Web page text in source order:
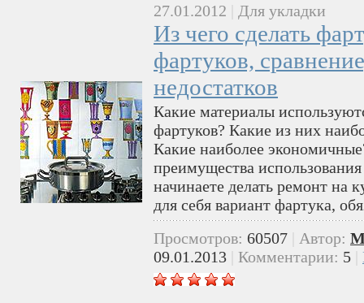
27.01.2012 Для укладки
Из чего сделать
фартуков,
недостатков
Какие материалы
фартуков? Какие из них
Какие наиболее
преимущества
начинаете делать ремонт на
для себя вариант фартука,
Просмотров: 60507 Автор:
09.01.2013
Комментарии: 5